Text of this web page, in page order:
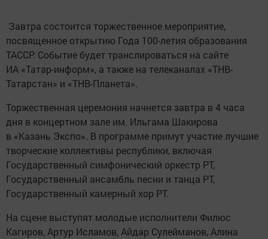
Завтра состоится торжественное мероприятие,
посвященное открытию Года 100-летия образования
ТАССР. Событие будет транслироваться на сайте
ИА «Татар-информ», а также на телеканалах «ТНВ-
Татарстан» и «ТНВ-Планета».
Торжественная церемония начнется завтра в 4 часа
дня в концертном зале им. Ильгама Шакирова
в «Казань Экспо». В программе примут участие лучшие
творческие коллективы республики, включая
Государственный симфонический оркестр РТ,
Государственный ансамбль песни и танца РТ,
Государственный камерный хор РТ.
На сцене выступят молодые исполнители Филюс
Кагиров, Артур Исламов, Айдар Сулейманов, Алина